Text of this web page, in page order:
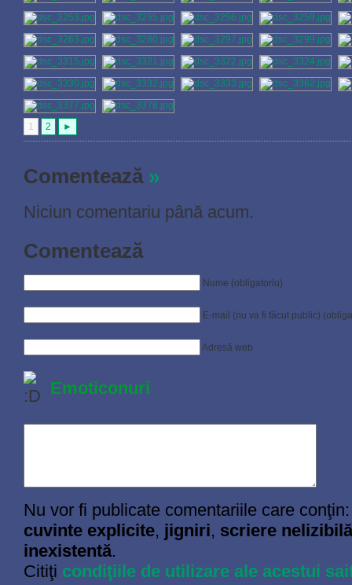
1 2 ►
Comentează »
Niciun comentariu până acum.
Comentează
Nume (obligatoriu)
E-mail (nu va fi făcut public)
Adresă web
Emoticonuri
Nu vor fi publicate comentariile care conţin:
cuvinte explicite, jigniri, scriere nelizibilă
inexistentă.
Citiţi condiţiile de utilizare ale acestui